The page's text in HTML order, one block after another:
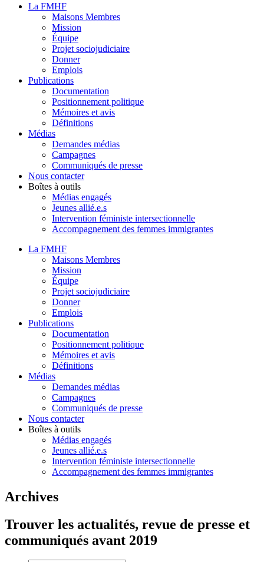
La FMHF
Maisons Membres
Mission
Équipe
Projet sociojudiciaire
Donner
Emplois
Publications
Documentation
Positionnement politique
Mémoires et avis
Définitions
Médias
Demandes médias
Campagnes
Communiqués de presse
Nous contacter
Boîtes à outils
Médias engagés
Jeunes allié.e.s
Intervention féministe intersectionnelle
Accompagnement des femmes immigrantes
La FMHF
Maisons Membres
Mission
Équipe
Projet sociojudiciaire
Donner
Emplois
Publications
Documentation
Positionnement politique
Mémoires et avis
Définitions
Médias
Demandes médias
Campagnes
Communiqués de presse
Nous contacter
Boîtes à outils
Médias engagés
Jeunes allié.e.s
Intervention féministe intersectionnelle
Accompagnement des femmes immigrantes
Archives
Trouver les actualités, revue de presse et
communiqués avant 2019